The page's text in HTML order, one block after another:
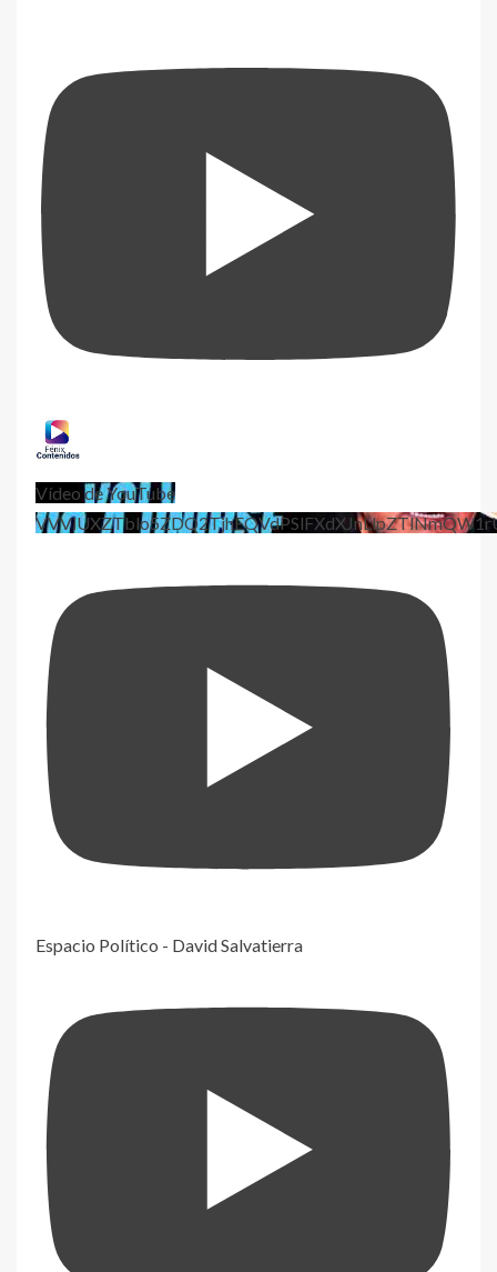
Vídeo de YouTube
Espacio Político - David Salvatierra